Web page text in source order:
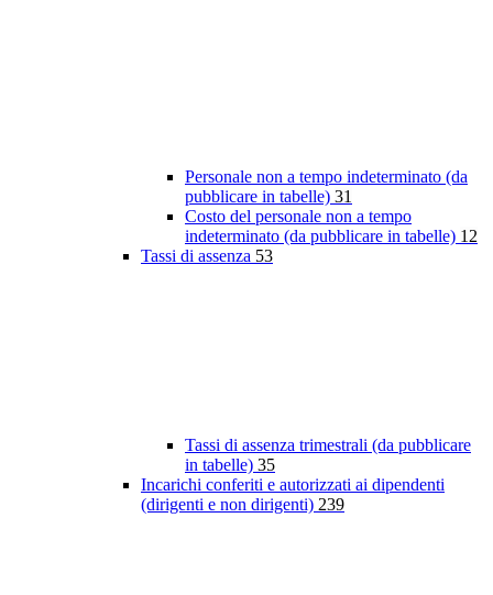
Personale non a tempo indeterminato (da
pubblicare in tabelle) 31
Costo del personale non a tempo
indeterminato (da pubblicare in tabelle) 12
Tassi di assenza 53
Tassi di assenza trimestrali (da pubblicare
in tabelle) 35
Incarichi conferiti e autorizzati ai dipendenti
(dirigenti e non dirigenti) 239